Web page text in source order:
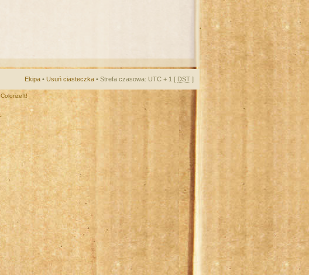
Ekipa • Usuń ciasteczka • Strefa czasowa: UTC + 1 [ DST ]
ColorizeIt!